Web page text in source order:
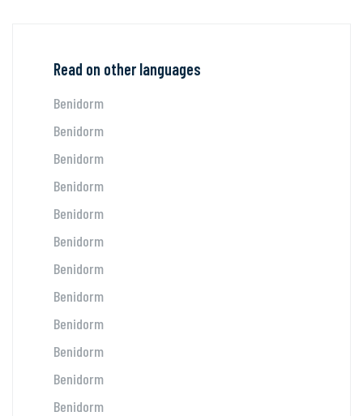
Read on other languages
Benidorm
Benidorm
Benidorm
Benidorm
Benidorm
Benidorm
Benidorm
Benidorm
Benidorm
Benidorm
Benidorm
Benidorm